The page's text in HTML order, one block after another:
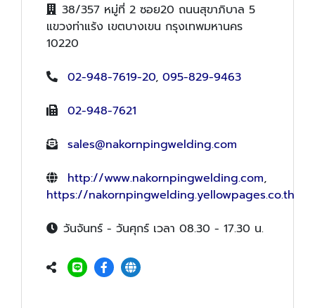
38/357 หมู่ที่ 2 ซอย20 ถนนสุขาภิบาล 5
แขวงท่าแร้ง เขตบางเขน กรุงเทพมหานคร
10220
02-948-7619-20, 095-829-9463
02-948-7621
sales@nakornpingwelding.com
http://www.nakornpingwelding.com,
https://nakornpingwelding.yellowpages.co.th
วันจันทร์ - วันศุกร์ เวลา 08.30 - 17.30 น.